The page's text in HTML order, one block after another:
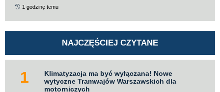
1 godzinę temu
NAJCZĘŚCIEJ CZYTANE
Klimatyzacja ma być wyłączana! Nowe
wytyczne Tramwajów Warszawskich dla
motorniczych